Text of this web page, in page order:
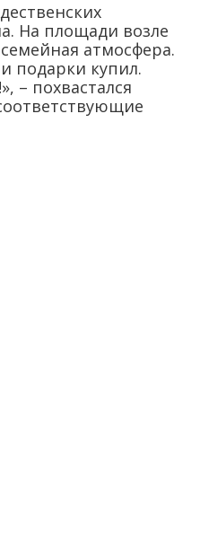
На площади возле
атмосфера.
подарки купил.
– похвастался